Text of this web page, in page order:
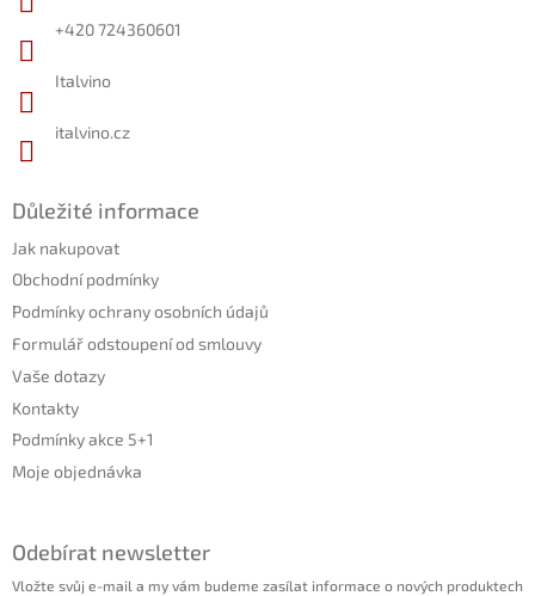
+420 724360601
Italvino
italvino.cz
Důležité informace
Jak nakupovat
Obchodní podmínky
Podmínky ochrany osobních údajů
Formulář odstoupení od smlouvy
Vaše dotazy
Kontakty
Podmínky akce 5+1
Moje objednávka
Odebírat newsletter
Vložte svůj e-mail a my vám budeme zasílat informace o nových produktech